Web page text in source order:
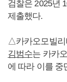
검찰은 2025년
제출했다.
△카카오모빌리
김범수는 카카
에 따라 이를 중